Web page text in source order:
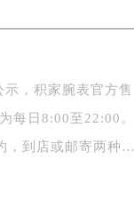
（需提前预约）
，积家腕表官方售
每日8:00至22:00。
，到店或邮寄两种方